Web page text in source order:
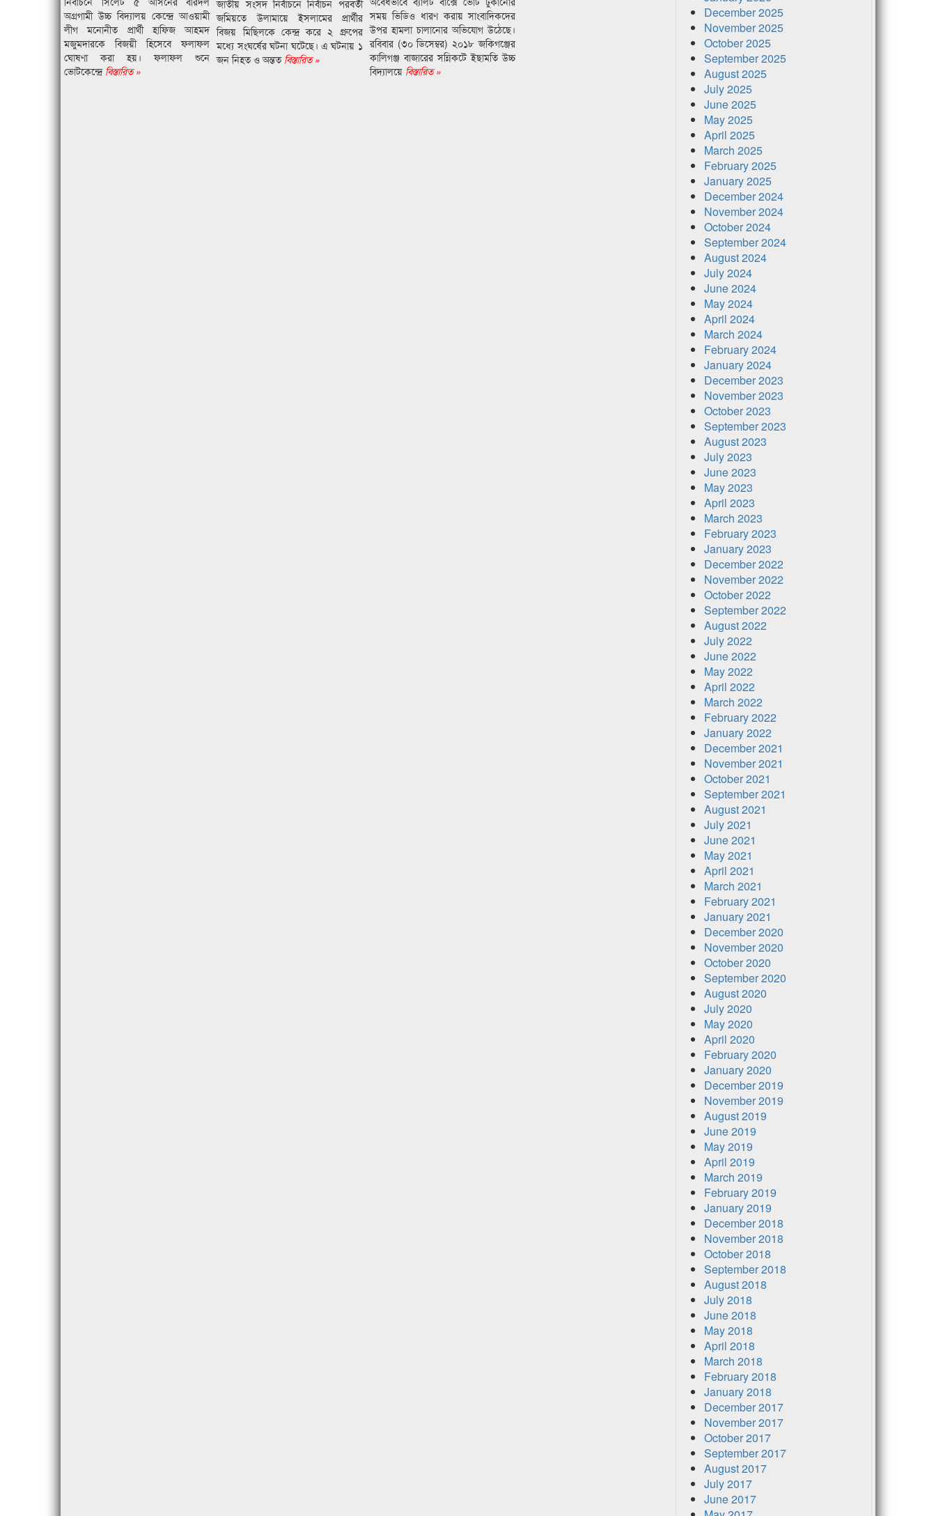
অগ্রগামী উচ্চ বিদ্যালয় কেন্দ্রে আওয়ামী
লীগ মনোনীত প্রার্থী হাফিজ আহমদ
মজুমদারকে বিজয়ী হিসেবে ফলাফল
ঘোষণা করা হয়। ফলাফল শুনে
ভােটকেন্দ্রেবিস্তারিত »
জাতীয় সংসদ নির্বাচনে নির্বাচন পরবর্তী
জমিয়তে উলামায়ে ইসলামের প্রার্থীর
বিজয় মিছিলকে কেন্দ্র করে ২ গ্রুপের
মধ্যে সংঘর্ষের ঘটনা ঘটেছে। এ ঘটনায় ১
জন নিহত ও অন্ততবিস্তারিত »
সময় ভিডিও ধারণ করায় সাংবাদিকদের
উপর হামলা চালানোর অভিযোগ উঠেছে।
রবিবার (৩০ ডিসেম্বর) ২০১৮ জকিগঞ্জের
কালিগঞ্জ বাজারের সন্নিকটে ইছামতি উচ্চ
বিদ্যালয়েবিস্তারিত »
December 2025
November 2025
October 2025
September 2025
August 2025
July 2025
June 2025
May 2025
April 2025
March 2025
February 2025
January 2025
December 2024
November 2024
October 2024
September 2024
August 2024
July 2024
June 2024
May 2024
April 2024
March 2024
February 2024
January 2024
December 2023
November 2023
October 2023
September 2023
August 2023
July 2023
June 2023
May 2023
April 2023
March 2023
February 2023
January 2023
December 2022
November 2022
October 2022
September 2022
August 2022
July 2022
June 2022
May 2022
April 2022
March 2022
February 2022
January 2022
December 2021
November 2021
October 2021
September 2021
August 2021
July 2021
June 2021
May 2021
April 2021
March 2021
February 2021
January 2021
December 2020
November 2020
October 2020
September 2020
August 2020
July 2020
May 2020
April 2020
February 2020
January 2020
December 2019
November 2019
August 2019
June 2019
May 2019
April 2019
March 2019
February 2019
January 2019
December 2018
November 2018
October 2018
September 2018
August 2018
July 2018
June 2018
May 2018
April 2018
March 2018
February 2018
January 2018
December 2017
November 2017
October 2017
September 2017
August 2017
July 2017
June 2017